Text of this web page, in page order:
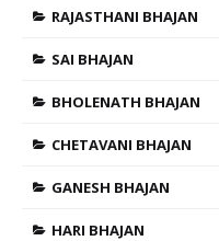
RAJASTHANI BHAJAN
SAI BHAJAN
BHOLENATH BHAJAN
CHETAVANI BHAJAN
GANESH BHAJAN
HARI BHAJAN